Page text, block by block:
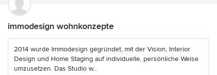
immodesign wohnkonzepte
2014 wurde Immodesign gegründet, mit der Vision, Interior
Design und Home Staging auf individuelle, persönliche Weise
umzusetzen. Das Studio w...